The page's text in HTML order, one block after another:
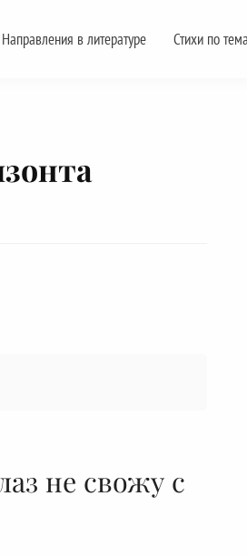
Направления в литературе Стихи по
не свожу с